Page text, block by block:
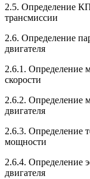
2.5. Определение
2.6. Определение
2.6.1. Определение
скорости
2.6.2. Определение
двигателя
2.6.3. Определение
2.6.4. Определение
двигателя